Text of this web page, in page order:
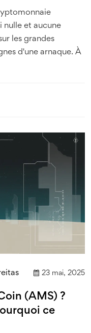
nulle et aucune
les grandes
d'une arnaque. À
23 mai, 2025
(AMS) ?
ce